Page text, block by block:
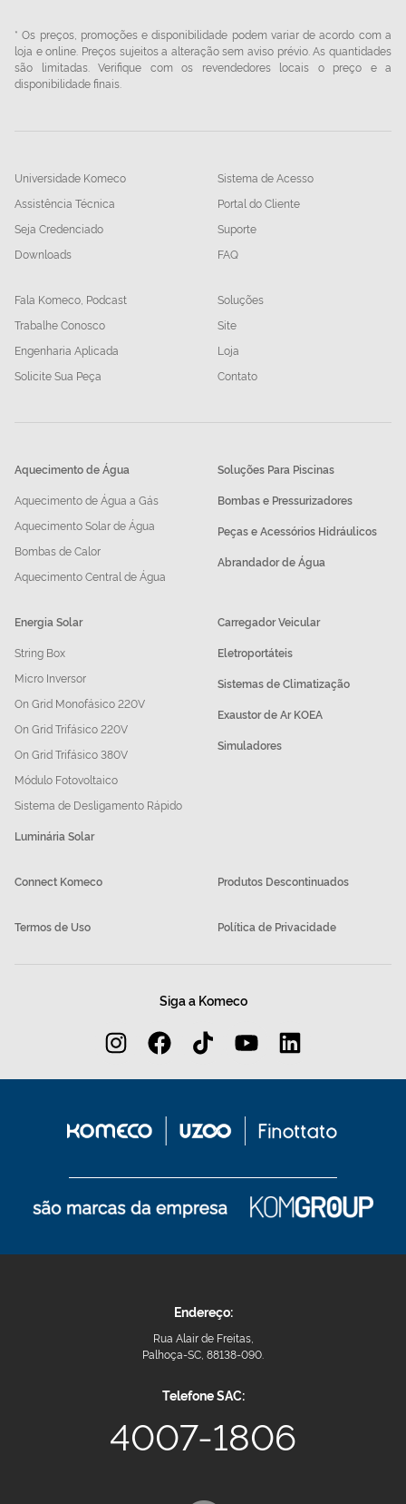
* Os preços, promoções e disponibilidade podem variar de acordo com a
loja e online. Preços sujeitos a alteração sem aviso prévio. As quantidades
são limitadas. Verifique com os revendedores locais o preço e a
disponibilidade finais.
Universidade Komeco
Assistência Técnica
Seja Credenciado
Downloads
Sistema de Acesso
Portal do Cliente
Suporte
FAQ
Fala Komeco, Podcast
Trabalhe Conosco
Engenharia Aplicada
Solicite Sua Peça
Soluções
Site
Loja
Contato
Aquecimento de Água
Aquecimento de Água a Gás
Aquecimento Solar de Água
Bombas de Calor
Aquecimento Central de Água
Soluções Para Piscinas
Bombas e Pressurizadores
Peças e Acessórios Hidráulicos
Abrandador de Água
Energia Solar
String Box
Micro Inversor
On Grid Monofásico 220V
On Grid Trifásico 220V
On Grid Trifásico 380V
Módulo Fotovoltaico
Sistema de Desligamento Rápido
Luminária Solar
Carregador Veicular
Eletroportáteis
Sistemas de Climatização
Exaustor de Ar KOEA
Simuladores
Connect Komeco Produtos Descontinuados
Termos de Uso Política de Privacidade
Siga a Komeco
Endereço:
Rua Alair de Freitas,
Palhoça-SC, 88138-090.
Telefone SAC:
4007-1806